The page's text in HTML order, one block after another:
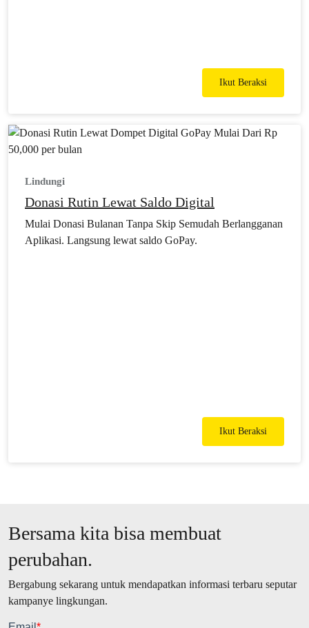
Ikut Beraksi
Lindungi
Donasi Rutin Lewat Saldo Digital
Mulai Donasi Bulanan Tanpa Skip Semudah Berlangganan
Aplikasi. Langsung lewat saldo GoPay.
Ikut Beraksi
Bersama kita bisa membuat
perubahan.
Bergabung sekarang untuk mendapatkan informasi terbaru seputar
kampanye lingkungan.